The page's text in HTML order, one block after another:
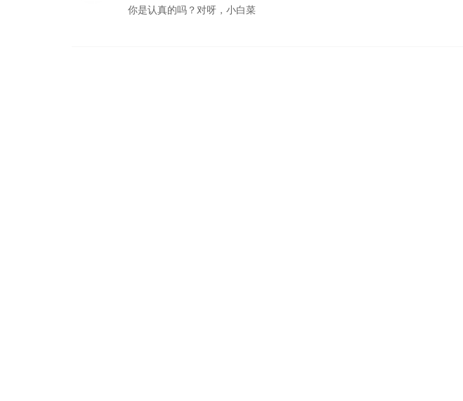
你是认真的吗？对呀，小白菜